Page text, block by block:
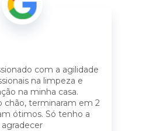
com a agilidade
na limpeza e
na minha casa.
chão, terminaram em 2
ótimos. Só tenho a
agradecer